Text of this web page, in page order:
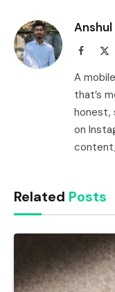
Anshul
Facebook
A
that’s
honest,
on
Related Posts